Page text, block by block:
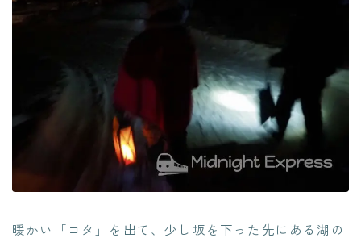
暖かい「コタ」を出て、少し坂を下った先にある湖の